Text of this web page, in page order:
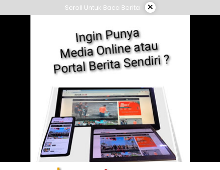
to
Scroll Untuk Baca Berita ×